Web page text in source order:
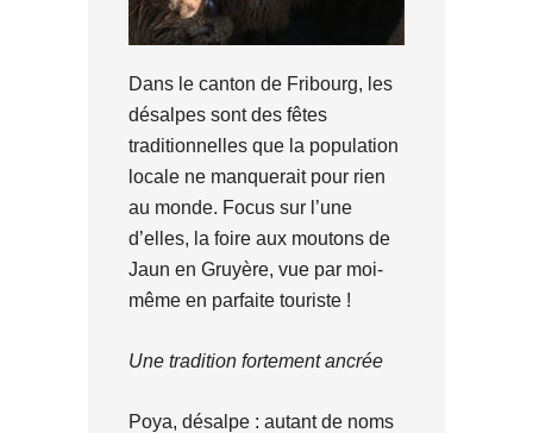
Dans le canton de Fribourg, les
désalpes sont des fêtes
traditionnelles que la population
locale ne manquerait pour rien
au monde. Focus sur l’une
d’elles, la foire aux moutons de
Jaun en Gruyère, vue par moi-
même en parfaite touriste !
Une tradition fortement ancrée
Poya, désalpe : autant de noms